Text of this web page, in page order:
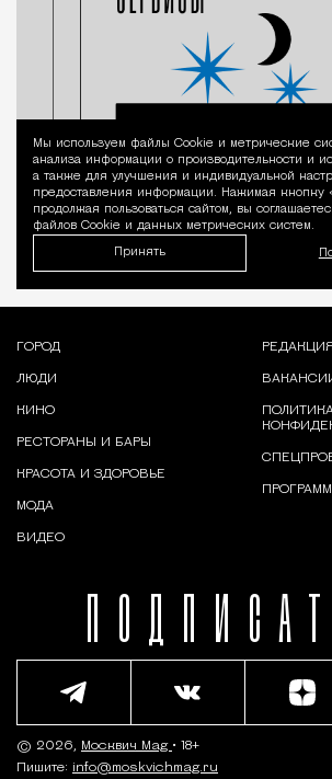
Мы используем файлы Сookie и метрические
анализа информации о производительности и
а также для улучшения и индивидуальной
предоставления информации. Нажимая кнопку
продолжая пользоваться сайтом, вы
файлов Cookie и данных метрических систем.
Принять
ГОРОД
ЛЮДИ
КИНО
РЕСТОРАНЫ И БАРЫ
КРАСОТА И ЗДОРОВЬЕ
МОДА
ВИДЕО
РЕДАКЦИЯ
© 2026, Москвич Mag • 18+
Пишите: info@moskvichmag.ru